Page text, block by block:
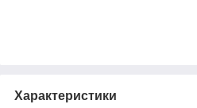
Характеристики